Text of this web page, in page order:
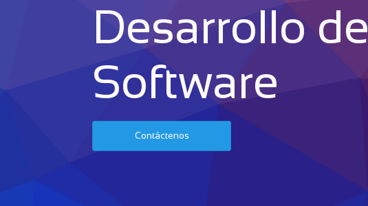
Desarrollo de
Software
Contáctenos